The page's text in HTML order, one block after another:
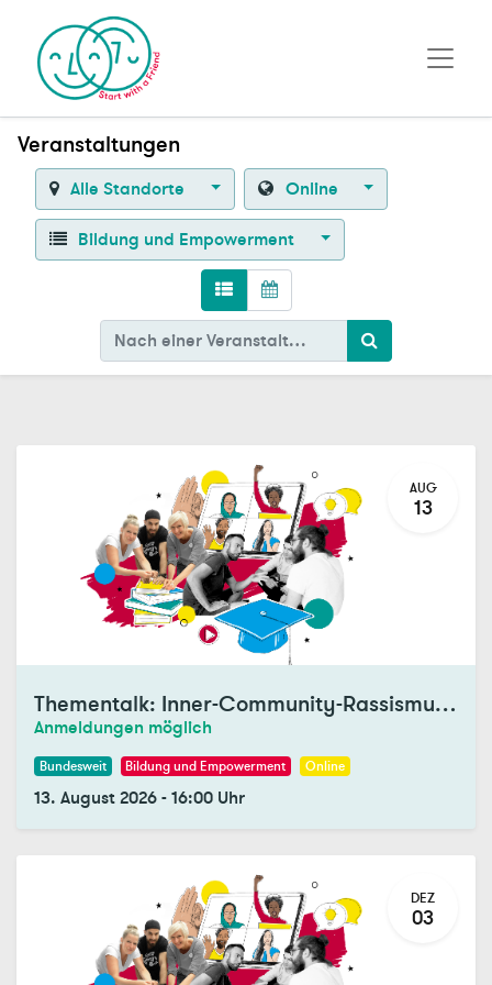
Veranstaltungen
Alle Standorte Online
Bildung und Empowerment
AUG
13
Thementalk: Inner-Community-Rassismus (mit DEZIM)
Anmeldungen möglich
Bundesweit Bildung und Empowerment Online
13. August 2026-16:00 Uhr
DEZ
03